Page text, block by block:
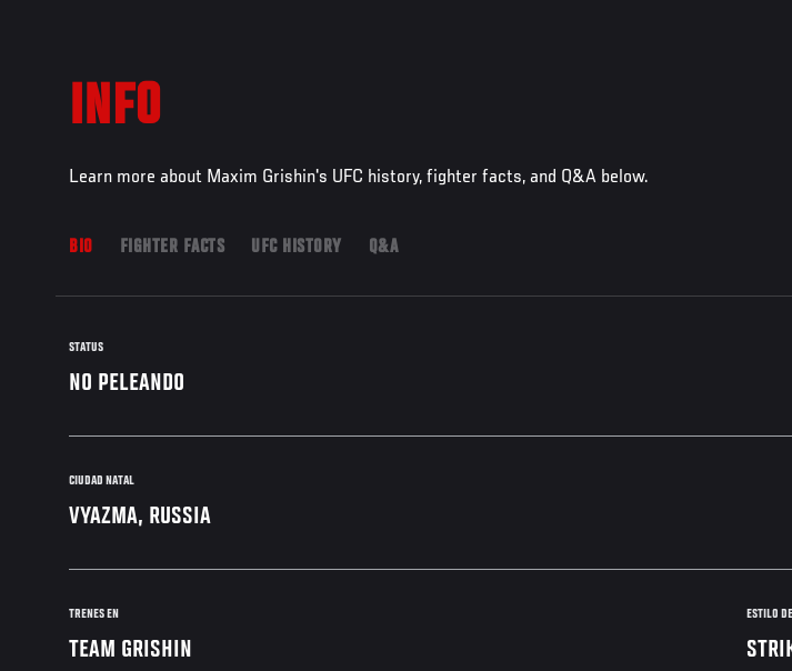
INFO
Learn more about Maxim Grishin's UFC history, fighter facts, and Q&A below.
BIO FIGHTER FACTS UFC HISTORY Q&A
STATUS
NO PELEANDO
CIUDAD NATAL
VYAZMA, RUSSIA
TRENES EN
TEAM GRISHIN
ESTILO